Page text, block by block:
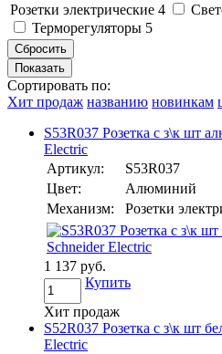
Розетки электрические 4
Терморегуляторы 5
Сортировать по:
Хит продаж названию новинкам
S53R037 Розетка с з\к шт
Electric
Артикул:
S53R037
Цвет:
Алюминий
Механизм:
Розетки
1 137 руб.
Купить
Хит продаж
S52R037 Розетка с з\к шт
Electric